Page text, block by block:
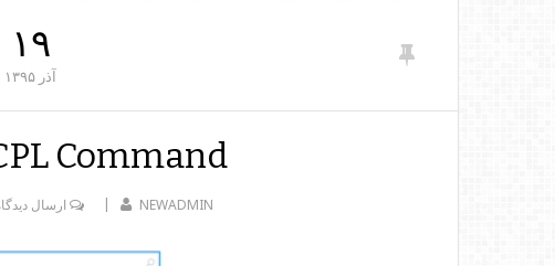
۱۹
آذر ۱۳۹۵
Command
NEWADMIN ارسال